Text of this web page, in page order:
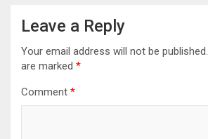
Leave a Reply
Your email address will not be published.
are marked *
Comment *